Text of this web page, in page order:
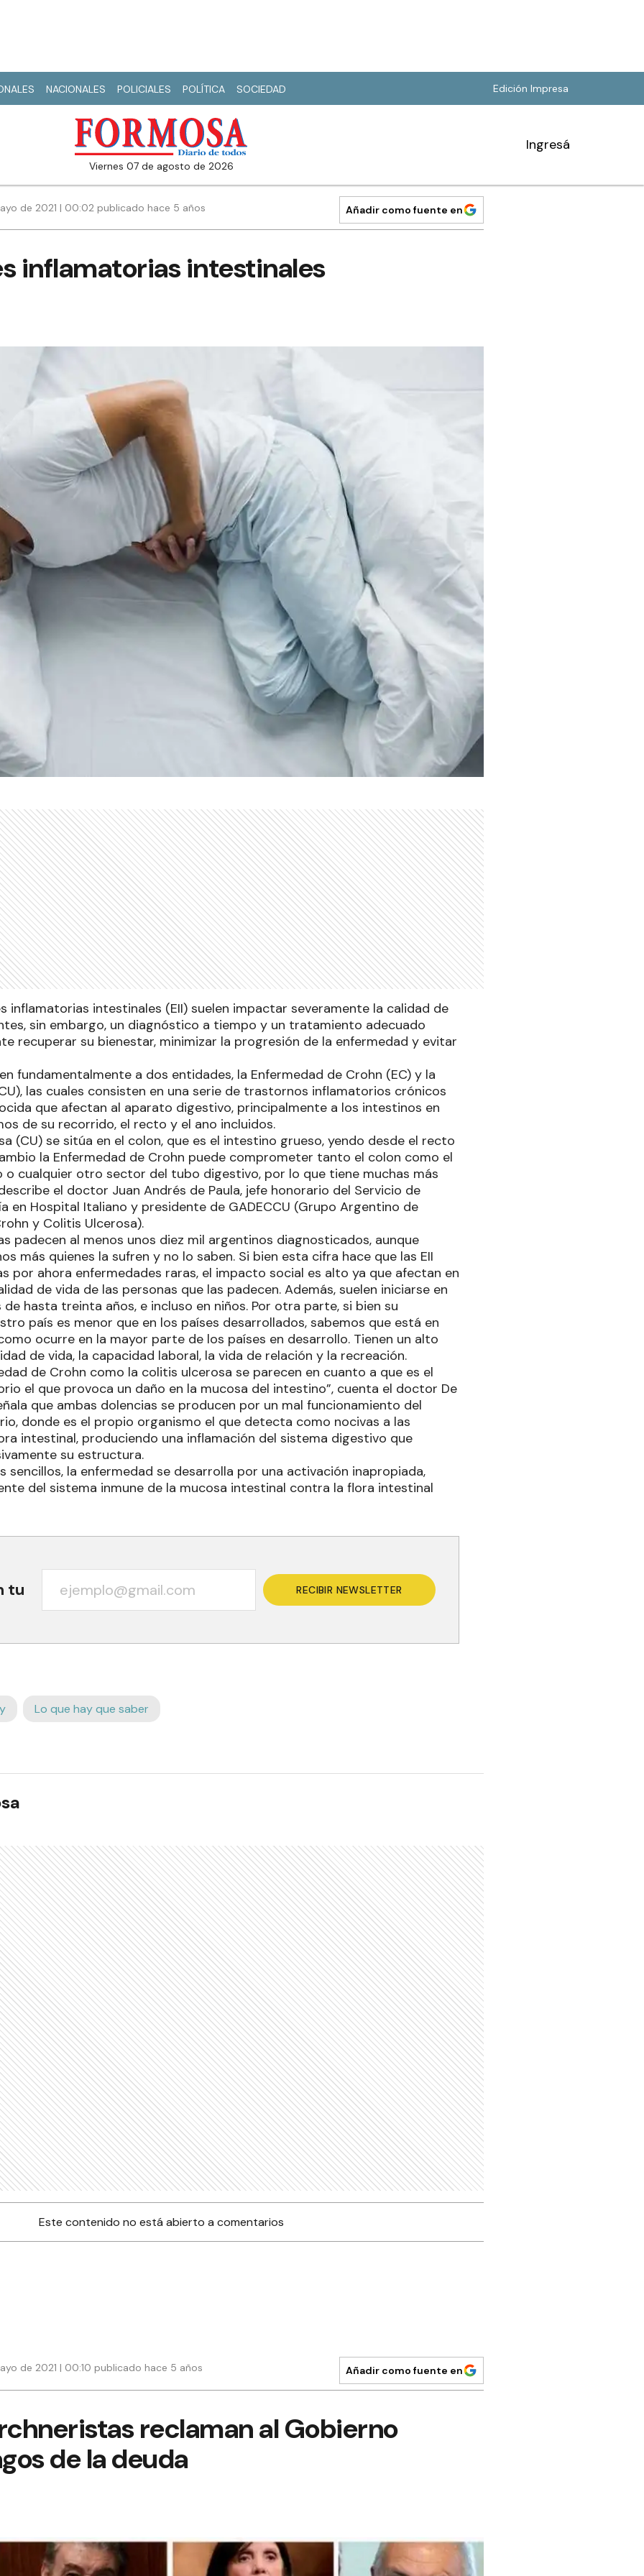
NACIONALES POLICIALES POLÍTICA SOCIEDAD Edición Impresa
viernes 07 de agosto de 2026
Ingresá
de 2021 | 00:02 publicado hace 5 años Añadir como fuente en
inflamatorias intestinales
inflamatorias intestinales (EII) suelen impactar severamente la calidad de
sin embargo, un diagnóstico a tiempo y un tratamiento adecuado
recuperar su bienestar, minimizar la progresión de la enfermedad y evitar
fundamentalmente a dos entidades, la Enfermedad de Crohn (EC) y la
las cuales consisten en una serie de trastornos inflamatorios crónicos
que afectan al aparato digestivo, principalmente a los intestinos en
de su recorrido, el recto y el ano incluidos.
(CU) se sitúa en el colon, que es el intestino grueso, yendo desde el recto
la Enfermedad de Crohn puede comprometer tanto el colon como el
cualquier otro sector del tubo digestivo, por lo que tiene muchas más
el doctor Juan Andrés de Paula, jefe honorario del Servicio de
en Hospital Italiano y presidente de GADECCU (Grupo Argentino de
y Colitis Ulcerosa).
padecen al menos unos diez mil argentinos diagnosticados, aunque
más quienes la sufren y no lo saben. Si bien esta cifra hace que las EII
por ahora enfermedades raras, el impacto social es alto ya que afectan en
de vida de las personas que las padecen. Además, suelen iniciarse en
de hasta treinta años, e incluso en niños. Por otra parte, si bien su
país es menor que en los países desarrollados, sabemos que está en
ocurre en la mayor parte de los países en desarrollo. Tienen un alto
de vida, la capacidad laboral, la vida de relación y la recreación.
de Crohn como la colitis ulcerosa se parecen en cuanto a que es el
el que provoca un daño en la mucosa del intestino”, cuenta el doctor De
que ambas dolencias se producen por un mal funcionamiento del
donde es el propio organismo el que detecta como nocivas a las
intestinal, produciendo una inflamación del sistema digestivo que
su estructura.
sencillos, la enfermedad se desarrolla por una activación inapropiada,
del sistema inmune de la mucosa intestinal contra la flora intestinal
tu RECIBIR NEWSLETTER
Lo que hay que saber
Este contenido no está abierto a comentarios
de 2021 | 00:10 publicado hace 5 años Añadir como fuente en
reclaman al Gobierno
de la deuda